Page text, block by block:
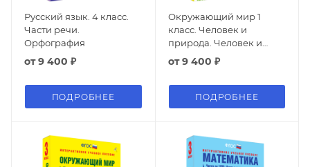
Русский язык. 4 класс.
Части речи.
Орфография
от9 400 ₽
ПОДРОБНЕЕ
Окружающий мир 1
класс. Человек и
природа. Человек и
общество. Правила
безопасной жизни
от9 400 ₽
ПОДРОБНЕЕ